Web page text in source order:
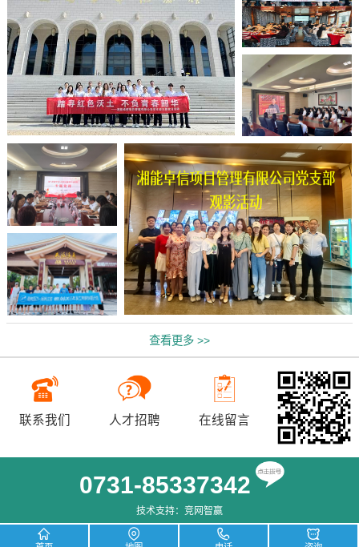
查看更多 >>
联系我们 人才招聘 在线留言
0731-85337342
技术支持： 竞网智赢